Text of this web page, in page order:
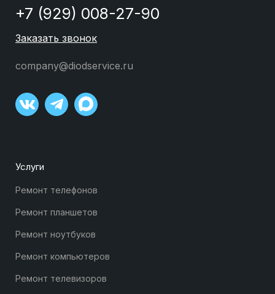
+7 (929) 008-27-90
Заказать звонок
company@diodservice.ru
Услуги
Ремонт телефонов
Ремонт планшетов
Ремонт ноутбуков
Ремонт компьютеров
Ремонт телевизоров